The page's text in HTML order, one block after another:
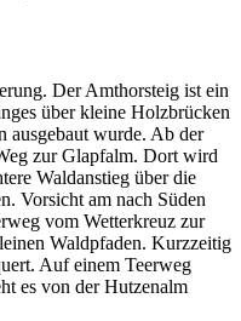
Der Amthorsteig ist ein
über kleine Holzbrücken
ausgebaut wurde. Ab der
zur Glapfalm. Dort wird
Waldanstieg über die
Vorsicht am nach Süden
vom Wetterkreuz zur
Waldpfaden. Kurzzeitig
Auf einem Teerweg
es von der Hutzenalm